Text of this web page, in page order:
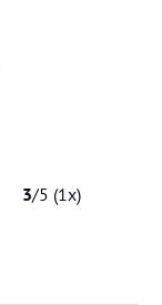
3/5 (1x)